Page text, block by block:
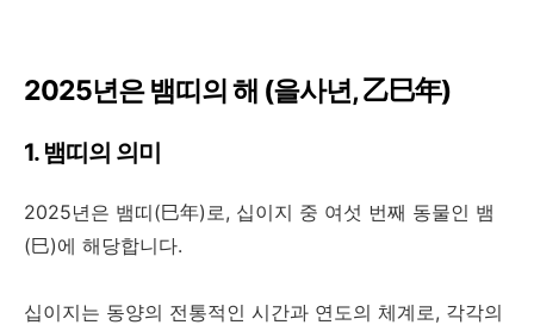
2025년은 뱀띠의 해 (을사년, 乙巳年)
1. 뱀띠의 의미
2025년은 뱀띠(巳年)로, 십이지 중 여섯 번째 동물인 뱀
(巳)에 해당합니다.
십이지는 동양의 전통적인 시간과 연도의 체계로, 각각의